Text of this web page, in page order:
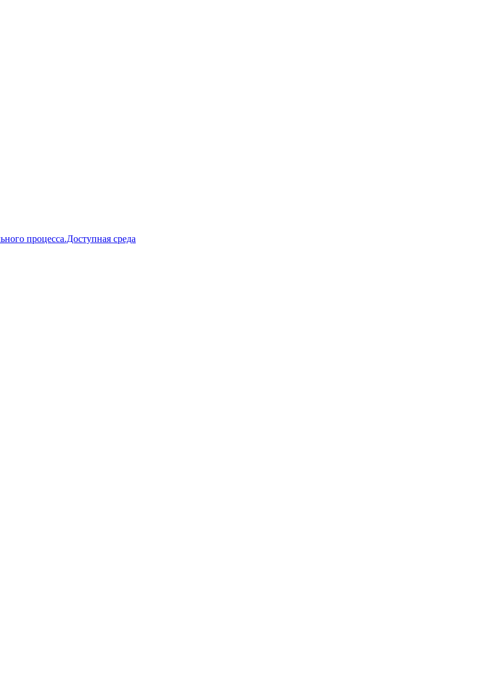
процесса.Доступная среда